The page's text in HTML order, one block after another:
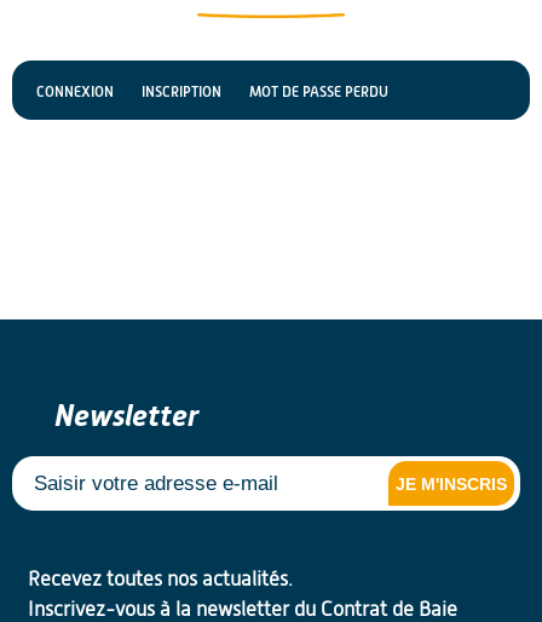
CONNEXION INSCRIPTION MOT DE PASSE PERDU
Newsletter
JE M'INSCRIS
Recevez toutes nos actualités.
Inscrivez-vous à la newsletter du Contrat de Baie